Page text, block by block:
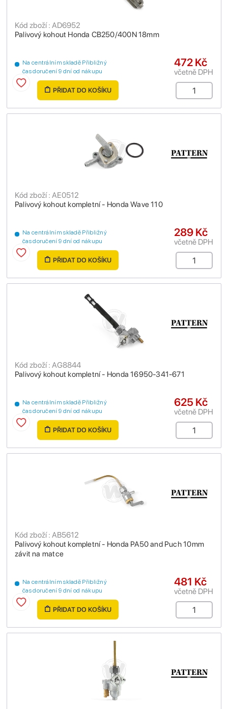
Palivový kohout Honda CB250/400N 18mm
Kód zboží : AD6952
Na centrálním skladě Přibližný
čas doručení 9 dní od nákupu
472 Kč
včetně DPH
PŘIDAT DO KOŠÍKU
Palivový kohout kompletní - Honda Wave 110
Kód zboží : AE0512
Na centrálním skladě Přibližný
čas doručení 9 dní od nákupu
289 Kč
včetně DPH
PŘIDAT DO KOŠÍKU
Palivový kohout kompletní - Honda 16950-341-671
Kód zboží : AG8844
Na centrálním skladě Přibližný
čas doručení 9 dní od nákupu
625 Kč
včetně DPH
PŘIDAT DO KOŠÍKU
Palivový kohout kompletní - Honda PA50 and Puch 10mm
závit na matce
Kód zboží : AB5612
Na centrálním skladě Přibližný
čas doručení 9 dní od nákupu
481 Kč
včetně DPH
PŘIDAT DO KOŠÍKU